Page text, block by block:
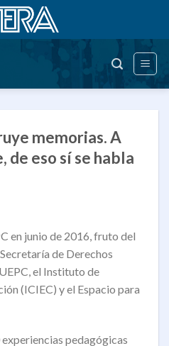
memorias. A
de eso sí se habla
en junio de 2016, fruto del
de Derechos
el Instituto de
(ICIEC) y el Espacio para
pedagógicas